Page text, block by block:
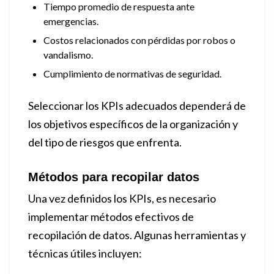
Tiempo promedio de respuesta ante
emergencias.
Costos relacionados con pérdidas por robos o
vandalismo.
Cumplimiento de normativas de seguridad.
Seleccionar los KPIs adecuados dependerá de
los objetivos específicos de la organización y
del tipo de riesgos que enfrenta.
Métodos para recopilar datos
Una vez definidos los KPIs, es necesario
implementar métodos efectivos de
recopilación de datos. Algunas herramientas y
técnicas útiles incluyen: